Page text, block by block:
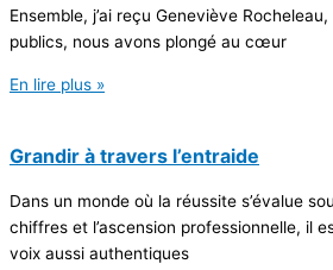
Ensemble, j’ai reçu Geneviève
publics, nous avons plongé au cœur
En lire plus »
Grandir à travers l’entraide
Dans un monde où la réussite s’évalue
chiffres et l’ascension professionnelle, il
voix aussi authentiques